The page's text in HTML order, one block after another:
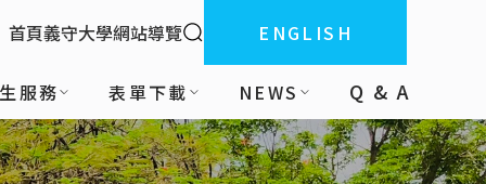
:::
首頁義守大學網站導覽 全站搜索ENGLISH
服務 表單下載 NEWS Q & A